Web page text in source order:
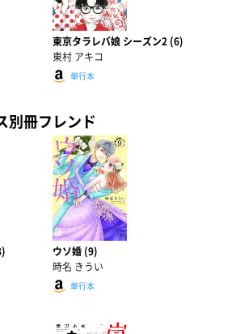
東京タラレバ娘 シーズン2 (6)
東村 アキコ
単行本
別冊フレンド
ウソ婚 (9)
時名 きうい
単行本